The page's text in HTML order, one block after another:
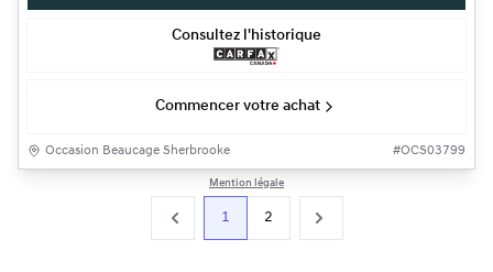
Consultez l'historique
Commencer votre achat
Occasion Beaucage Sherbrooke #OCS03799
Mention légale
1 2